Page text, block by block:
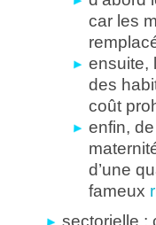
car les
ensuite,
des
coût
enfin,
d’une
fameux
sectorielle :